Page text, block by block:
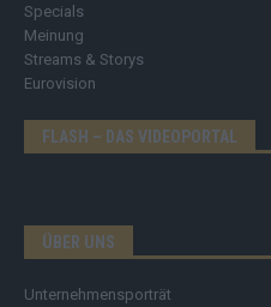
Specials
Meinung
Streams & Storys
Eurovision
FLASH – DAS VIDEOPORTAL
ÜBER UNS
Unternehmensporträt